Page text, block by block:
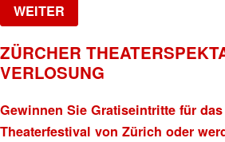
WEITER
ZÜRCHER
VERLOSUNG
Gewinnen Sie Gratiseintritte für
Theaterfestival von Zürich oder